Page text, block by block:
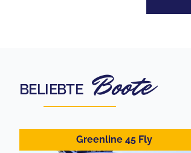
BELIEBTE Boote
Greenline 45 Fly